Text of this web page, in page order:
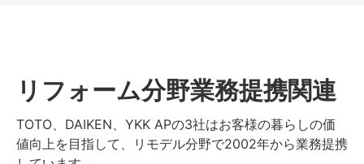
リフォーム分野業務提携関連
TOTO、DAIKEN、YKK APの3社はお客様の暮らしの価
値向上を目指して、リモデル分野で2002年から業務提携